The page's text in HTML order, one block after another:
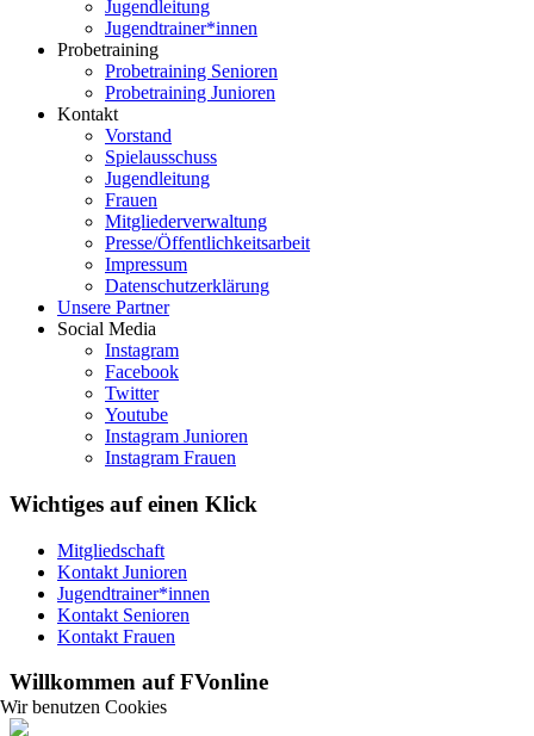
Jugendleitung
Jugendtrainer*innen
Probetraining
Probetraining Senioren
Probetraining Junioren
Kontakt
Vorstand
Spielausschuss
Jugendleitung
Frauen
Mitgliederverwaltung
Presse/Öffentlichkeitsarbeit
Impressum
Datenschutzerklärung
Unsere Partner
Social Media
Instagram
Facebook
Twitter
Youtube
Instagram Junioren
Instagram Frauen
Wichtiges auf einen Klick
Mitgliedschaft
Kontakt Junioren
Jugendtrainer*innen
Kontakt Senioren
Kontakt Frauen
Willkommen auf FVonline
Wir benutzen Cookies